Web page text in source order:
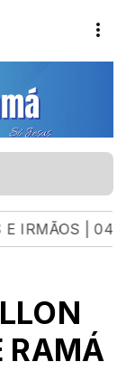
| 04.08.26
RAMÁ